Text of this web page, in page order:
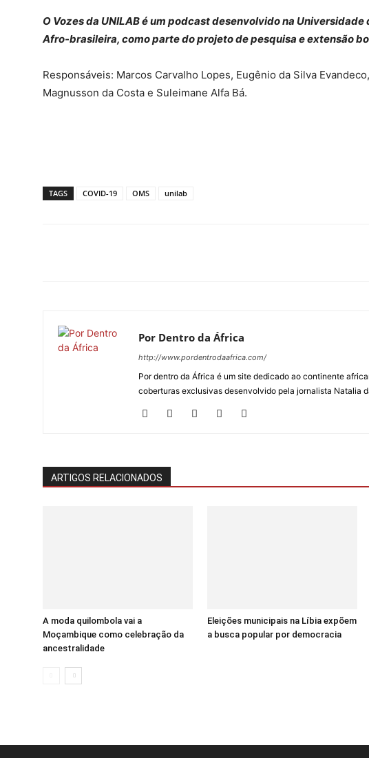
O Vozes da UNILAB é um podcast desenvolvido na
Afro-brasileira, como parte do projeto de pesquisa e extensão
Responsáveis: Marcos Carvalho Lopes, Eugênio da Silva
Magnusson da Costa e Suleimane Alfa Bá.
TAGS COVID-19 OMS unilab
Por Dentro da África
http://www.pordentrodaafrica.com/
Por dentro da África é um site dedicado ao continente
coberturas exclusivas desenvolvido pela jornalista Natalia
ARTIGOS RELACIONADOS
A moda quilombola vai a
Moçambique como celebração da
ancestralidade
Eleições municipais na Líbia expõem
a busca popular por democracia